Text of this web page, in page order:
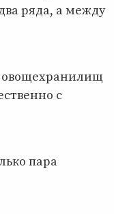
ряда, а между
овощехранилищ
с
пара